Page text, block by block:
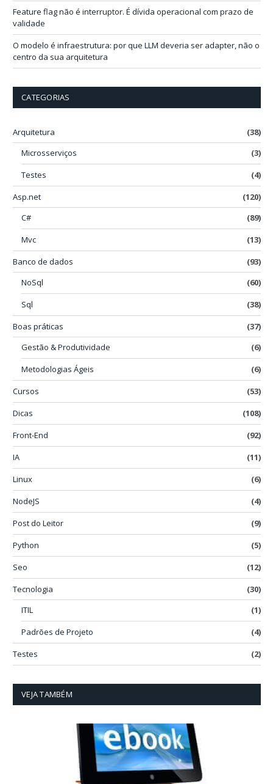
Feature flag não é interruptor. É dívida operacional com prazo de
validade
O modelo é infraestrutura: por que LLM deveria ser adapter, não o
centro da sua arquitetura
CATEGORIAS
Arquitetura
(38)
Microsserviços
(3)
Testes
(4)
Asp.net
(120)
C#
(89)
Mvc
(13)
Banco de dados
(93)
NoSql
(60)
Sql
(38)
Boas práticas
(37)
Gestão & Produtividade
(6)
Metodologias Ágeis
(6)
Cursos
(53)
Dicas
(108)
Front-End
(92)
IA
(11)
Linux
(6)
NodeJS
(4)
Post do Leitor
(9)
Python
(5)
Seo
(12)
Tecnologia
(30)
ITIL
(1)
Padrões de Projeto
(4)
Testes
(2)
VEJA TAMBÉM